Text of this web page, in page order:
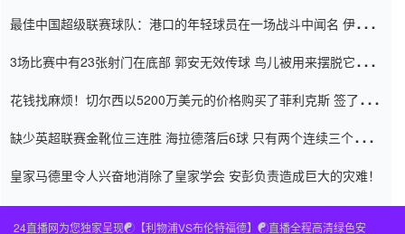
最佳中国超级联赛球队：港口的年轻球员在一场战斗中闻名 伊万放
3场比赛中有23张射门在底部 郭安无效传球 鸟儿被用来摆脱它
花钱找麻烦！切尔西以5200万美元的价格购买了菲利克斯 签了7年
缺少英超联赛金靴位三连胜 海拉德落后6球 只有两个连续三个连续
皇家马德里令人兴奋地消除了皇家学会 安彭负责造成巨大的灾难！
24直播网为您独家呈现☯️【利物浦VS布伦特福德】☯️直播全程高清绿色安